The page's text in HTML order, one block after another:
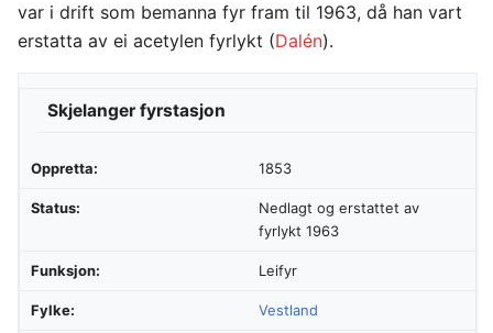
var i drift som bemanna fyr fram til 1963, då han vart
erstatta av ei acetylen fyrlykt (Dalén).
Skjelanger fyrstasjon
Oppretta: 1853
Status:
Nedlagt og erstattet av
fyrlykt 1963
Funksjon: Leifyr
Fylke: Vestland